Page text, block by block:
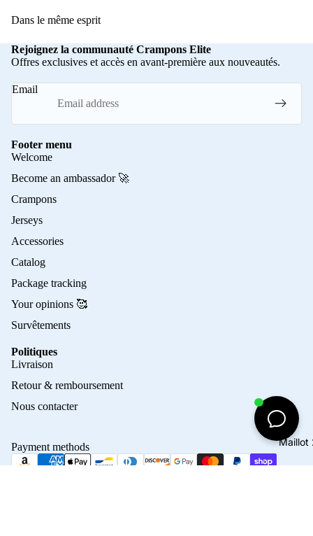
Maillot
Dans le même esprit
Rejoignez la communauté Crampons Elite
Offres exclusives et accès en avant-première aux nouveautés.
Email
Footer menu
Welcome
Become an ambassador 🚀
Crampons
Jerseys
Accessories
Catalog
Package tracking
Your opinions 🥰
Survêtements
Politiques
Livraison
Retour & remboursement
Nous contacter
Payment methods
Terms of sale